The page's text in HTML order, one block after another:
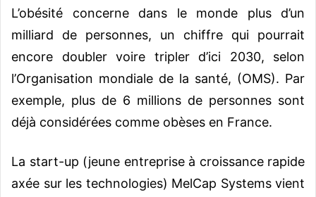
L’obésité concerne dans le monde plus d’un
milliard de personnes, un chiffre qui pourrait
encore doubler voire tripler d’ici 2030, selon
l’Organisation mondiale de la santé, (OMS). Par
exemple, plus de 6 millions de personnes sont
déjà considérées comme obèses en France.
La start-up (jeune entreprise à croissance rapide
axée sur les technologies) MelCap Systems vient